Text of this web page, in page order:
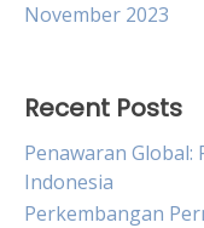
November 2023
Recent Posts
Penawaran
Indonesia
Perkembangan